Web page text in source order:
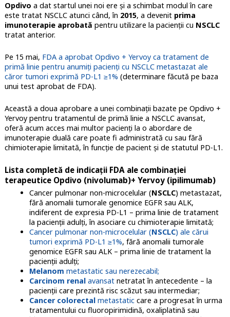
Opdivo a dat startul unei noi ere și a schimbat modul în care
este tratat NSCLC atunci când, în 2015, a devenitprima
imunoterapie aprobată pentru utilizare la pacienții cu NSCLC
tratat anterior.
Pe 15 mai, FDA a aprobat Opdivo + Yervoy ca tratament de
primă linie pentru anumiți pacienți cu NSCLC metastazat ale
căror tumori exprimă PD-L1 ≥1% (determinare făcută pe baza
unui test aprobat de FDA).
Această a doua aprobare a unei combinații bazate pe Opdivo +
Yervoy pentru tratamentul de primă linie a NSCLC avansat,
oferă acum acces mai multor pacienți la o abordare de
imunoterapie duală care poate fi administrată cu sau fără
chimioterapie limitată, în funcție de pacient și de statutul PD-L1.
Lista completă de indicații FDA ale combinației
terapeutice Opdivo (nivolumab)+ Yervoy (ipilimumab)
Cancer pulmonar non-microcelular (NSCLC) metastazat,
fără anomalii tumorale genomice EGFR sau ALK,
indiferent de expresia PD-L1 – prima linie de tratament
la pacienții adulți, în asociare cu chimioterapie limitată;
Cancer pulmonar non-microcelular (NSCLC) ale cărui
tumori exprimă PD-L1 ≥1%, fără anomalii tumorale
genomice EGFR sau ALK – prima linie de tratament la
pacienții adulți;
Melanom metastatic sau nerezecabil;
Carcinom renalavansatnetratat în antecedente – la
pacienții care prezintă risc scăzut sau intermediar;
Cancer colorectalmetastaticcare a progresat în urma
tratamentului cu fluoropirimidină, oxaliplatină sau